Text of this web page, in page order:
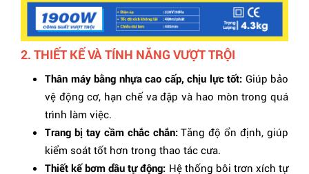
2. THIẾT KẾ VÀ TÍNH NĂNG VƯỢT TRỘI
Thân máy bằng nhựa cao cấp, chịu lực tốt: Giúp bảo
vệ động cơ, hạn chế va đập và hao mòn trong quá
trình làm việc.
Trang bị tay cầm chắc chắn:Tăng độ ổn định, giúp
kiểm soát tốt hơn trong thao tác cưa.
Thiết kế bơm dầu tự động: Hệ thống bôi trơn xích tự